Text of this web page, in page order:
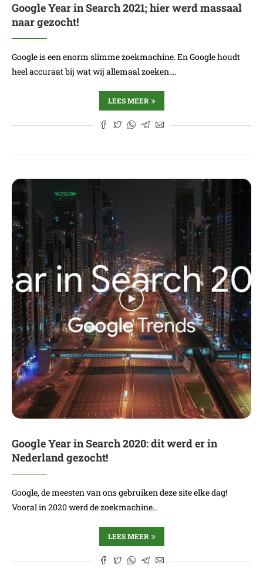
Google Year in Search 2021; hier werd massaal
naar gezocht!
Google is een enorm slimme zoekmachine. En Google houdt
heel accuraat bij wat wij allemaal zoeken.…
LEES MEER
Google Year in Search 2020: dit werd er in
Nederland gezocht!
Google, de meesten van ons gebruiken deze site elke dag!
Vooral in 2020 werd de zoekmachine…
LEES MEER